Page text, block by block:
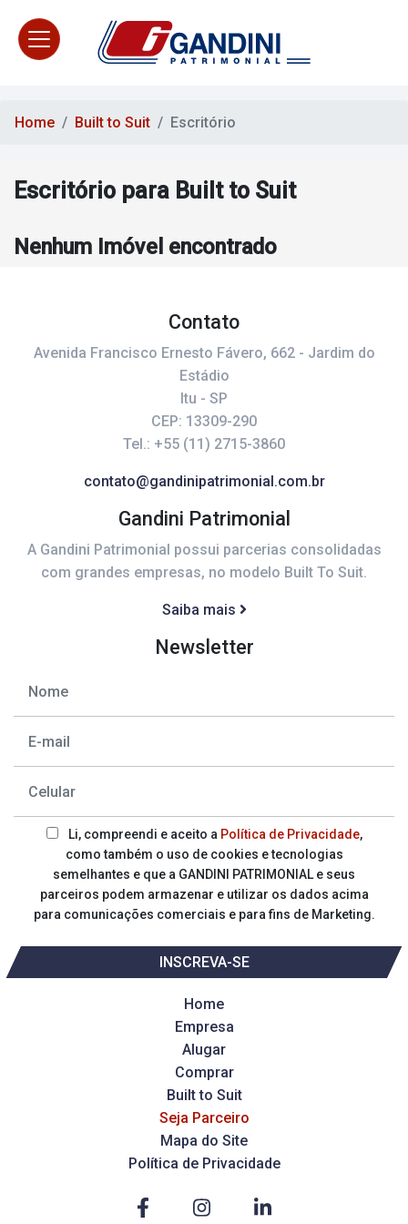
Home Built to Suit Escritório
Escritório para Built to Suit
Nenhum Imóvel encontrado
Contato
Avenida Francisco Ernesto Fávero, 662 - Jardim do
Estádio
Itu - SP
CEP: 13309-290
Tel.: +55 (11) 2715-3860
contato@gandinipatrimonial.com.br
Gandini Patrimonial
A Gandini Patrimonial possui parcerias consolidadas
com grandes empresas, no modelo Built To Suit.
Saiba mais
Newsletter
Li, compreendi e aceito a Política de Privacidade,
como também o uso de cookies e tecnologias
semelhantes e que a GANDINI PATRIMONIAL e seus
parceiros podem armazenar e utilizar os dados acima
para comunicações comerciais e para fins de Marketing.
INSCREVA-SE
Home
Empresa
Alugar
Comprar
Built to Suit
Seja Parceiro
Mapa do Site
Política de Privacidade